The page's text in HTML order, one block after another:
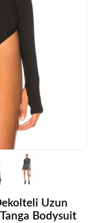
Uzun
Bodysuit
bir tercih.